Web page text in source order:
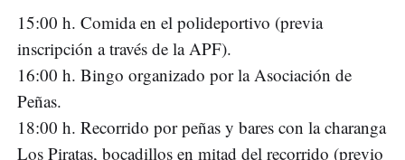
15:00 h. Comida en el polideportivo (previa
inscripción a través de la APF).
16:00 h. Bingo organizado por la Asociación de
Peñas.
18:00 h. Recorrido por peñas y bares con la charanga
Los Piratas, bocadillos en mitad del recorrido (previo